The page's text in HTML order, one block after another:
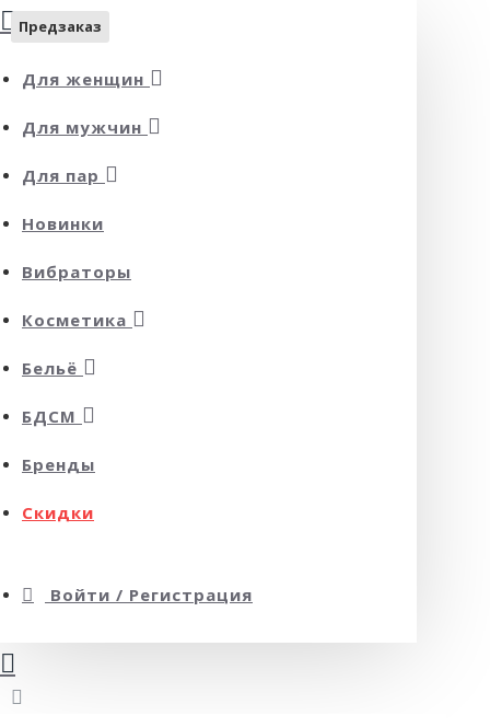
Для женщин
Для мужчин
Для пар
Новинки
Вибраторы
Косметика
Бельё
БДСМ
Бренды
Скидки
Войти / Регистрация
Предзаказ